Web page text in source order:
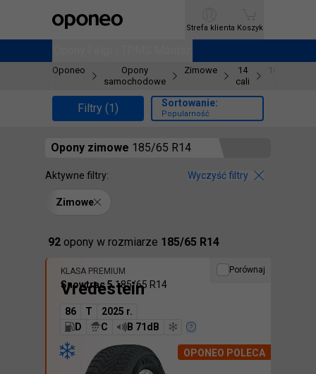
Ctrl M
Strefa klienta
Strefa klienta Koszyk
Koszyk
Oponeo
Opony
samochodowe
Zimowe
14
cali
185/65
Filtry (1) Sortowanie:
Popularność
Opony zimowe 185/65 R14
Zimowe
Aktywne filtry: Wyczyść filtry
Znaleźliśmy
92 opony w rozmiarze 185/65 R14
Porównaj
KLASA PREMIUM
Vredestein
OPONEO POLECA
Snowtrac 5 185/65 R14
86 T
2025 r.
D
C B 71dB